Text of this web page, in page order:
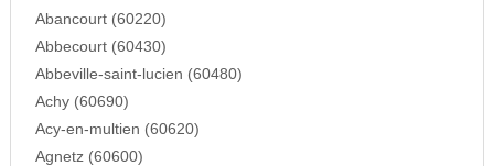
Abancourt (60220)
Abbecourt (60430)
Abbeville-saint-lucien (60480)
Achy (60690)
Acy-en-multien (60620)
Agnetz (60600)